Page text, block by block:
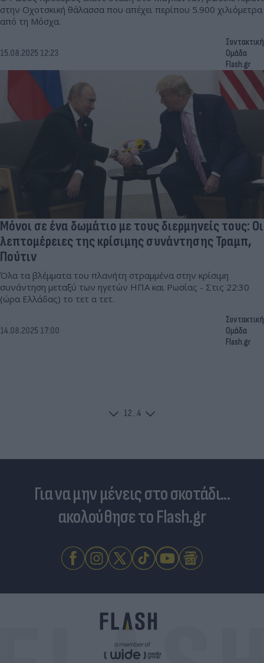
στην Οχοτσκική θάλασσα που απέχει περίπου 5.900 χιλιόμετρα
από τη Μόσχα.
15.08.2025 12:23
Συντακτική
Ομάδα
Flash.gr
Μόνοι σε ένα δωμάτιο με τους διερμηνείς τους: Οι
λεπτομέρειες της κρίσιμης συνάντησης Τραμπ,
Πούτιν
Όλα τα βλέμματα του πλανήτη στραμμένα στην κρίσιμη
συνάντηση μεταξύ των ηγετών ΗΠΑ και Ρωσίας - Στις 22:30
(ώρα Ελλάδας) το τετ α τετ.
14.08.2025 17:00
Συντακτική
Ομάδα
Flash.gr
12...4
Για να μην μένεις στο σκοτάδι...
ακολούθησε το Flash.gr